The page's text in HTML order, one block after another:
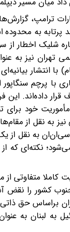
ترامپ،
پرتابه به
شلیک اخطار
تهران نیز به‌
با انتشار
با پرچم
قرار داده‌اند.
خود برای
نیز به نقل از
به نقل از
نکته‌ای
کاملا متفاوتی
کشور را نقض
بر‌‌اساس حق ذاتی
به لبنان به